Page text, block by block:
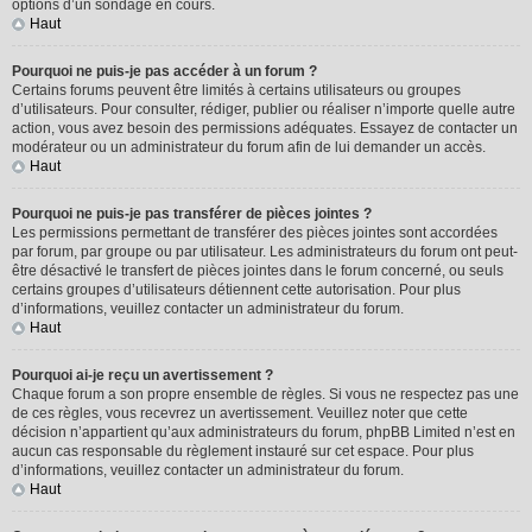
options d’un sondage en cours.
Haut
Pourquoi ne puis-je pas accéder à un forum ?
Certains forums peuvent être limités à certains utilisateurs ou groupes
d’utilisateurs. Pour consulter, rédiger, publier ou réaliser n’importe quelle autre
action, vous avez besoin des permissions adéquates. Essayez de contacter un
modérateur ou un administrateur du forum afin de lui demander un accès.
Haut
Pourquoi ne puis-je pas transférer de pièces jointes ?
Les permissions permettant de transférer des pièces jointes sont accordées
par forum, par groupe ou par utilisateur. Les administrateurs du forum ont peut-
être désactivé le transfert de pièces jointes dans le forum concerné, ou seuls
certains groupes d’utilisateurs détiennent cette autorisation. Pour plus
d’informations, veuillez contacter un administrateur du forum.
Haut
Pourquoi ai-je reçu un avertissement ?
Chaque forum a son propre ensemble de règles. Si vous ne respectez pas une
de ces règles, vous recevrez un avertissement. Veuillez noter que cette
décision n’appartient qu’aux administrateurs du forum, phpBB Limited n’est en
aucun cas responsable du règlement instauré sur cet espace. Pour plus
d’informations, veuillez contacter un administrateur du forum.
Haut